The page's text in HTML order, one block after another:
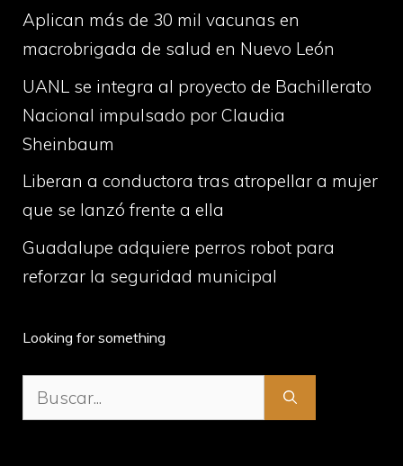
Aplican más de 30 mil vacunas en
macrobrigada de salud en Nuevo León
UANL se integra al proyecto de Bachillerato
Nacional impulsado por Claudia
Sheinbaum
Liberan a conductora tras atropellar a mujer
que se lanzó frente a ella
Guadalupe adquiere perros robot para
reforzar la seguridad municipal
Looking for something
Buscar: